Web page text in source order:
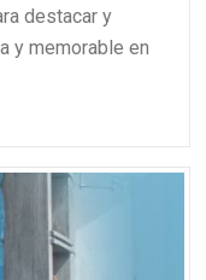
destacar y
y memorable en